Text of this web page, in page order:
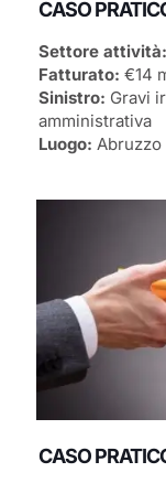
CASO
Settore attività:
Fatturato: €14
Sinistro: Gravi
amministrativa
Luogo: Abruzzo
CASO